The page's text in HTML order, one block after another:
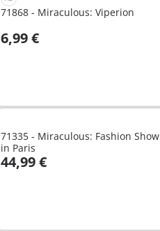
71868 - Miraculous: Viperion
6,99 €
In den Warenkorb
71335 - Miraculous: Fashion Show
in Paris
44,99 €
In den Warenkorb